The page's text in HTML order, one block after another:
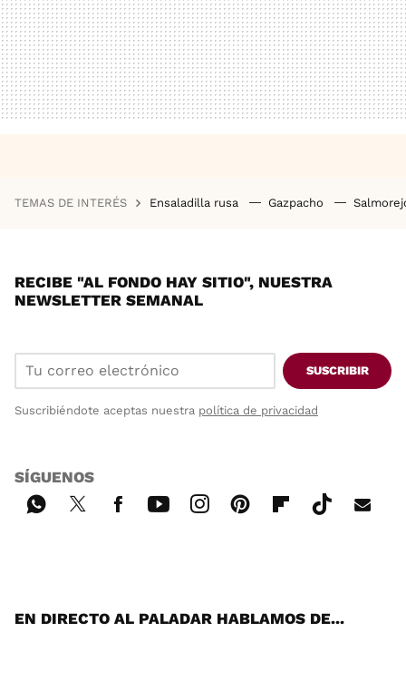
TEMAS DE INTERÉS Ensaladilla rusa Gazpacho
RECIBE "AL FONDO HAY SITIO", NUESTRA
NEWSLETTER SEMANAL
SUSCRIBIR
Suscribiéndote aceptas nuestra política de privacidad
SÍGUENOS
EN DIRECTO AL PALADAR HABLAMOS DE...